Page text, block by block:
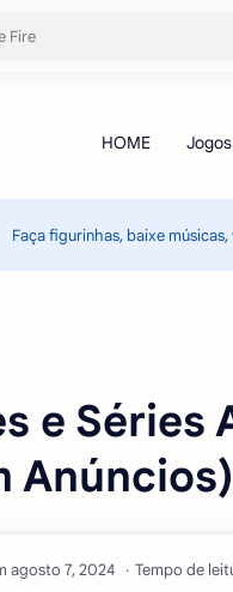
Faça figurinhas, baixe
e Séries
Anúncios)
Tempo de